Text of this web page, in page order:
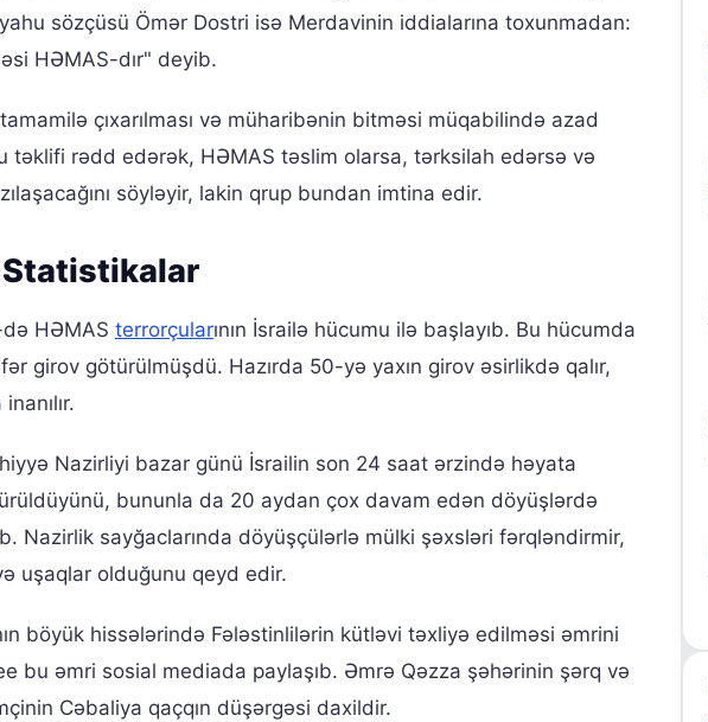
sözçüsü Ömər Dostri isə Merdavinin iddialarına toxunmadan:
HƏMAS-dır" deyib.
çıxarılması və müharibənin bitməsi müqabilində azad
təklifi rədd edərək, HƏMAS təslim olarsa, tərksilah edərsə və
söyləyir, lakin qrup bundan imtina edir.
Statistikalar
HƏMAS terrorçularının İsrailə hücumu ilə başlayıb. Bu hücumda
girov götürülmüşdü. Hazırda 50-yə yaxın girov əsirlikdə qalır,
Nazirliyi bazar günü İsrailin son 24 saat ərzində həyata
bununla da 20 aydan çox davam edən döyüşlərdə
Nazirlik sayğaclarında döyüşçülərlə mülki şəxsləri fərqləndirmir,
uşaqlar olduğunu qeyd edir.
böyük hissələrində Fələstinlilərin kütləvi təxliyə edilməsi əmrini
bu əmri sosial mediada paylaşıb. Əmrə Qəzza şəhərinin şərq və
Cəbaliya qaçqın düşərgəsi daxildir.